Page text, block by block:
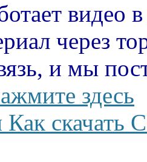
видео
через
и мы
здесь
скачать